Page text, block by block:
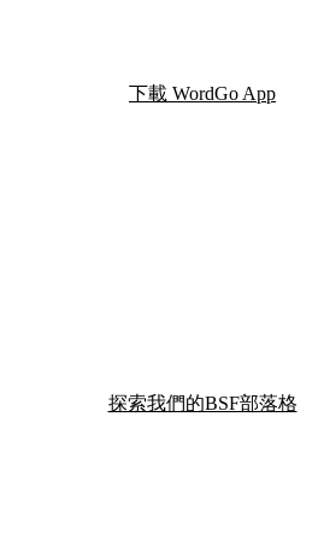
下載 WordGo App
探索我們的BSF部落格